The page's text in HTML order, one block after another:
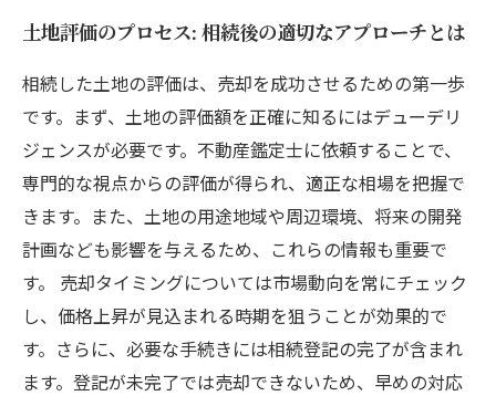
土地評価のプロセス: 相続後の適切なアプローチとは
相続した土地の評価は、売却を成功させるための第一歩
です。まず、土地の評価額を正確に知るにはデューデリ
ジェンスが必要です。不動産鑑定士に依頼することで、
専門的な視点からの評価が得られ、適正な相場を把握で
きます。また、土地の用途地域や周辺環境、将来の開発
計画なども影響を与えるため、これらの情報も重要で
す。 売却タイミングについては市場動向を常にチェック
し、価格上昇が見込まれる時期を狙うことが効果的で
す。さらに、必要な手続きには相続登記の完了が含まれ
ます。登記が未完了では売却できないため、早めの対応